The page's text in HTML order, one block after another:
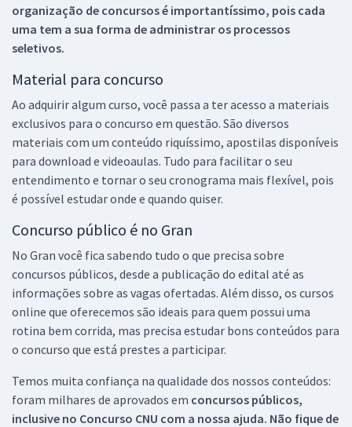
organização de concursos é importantíssimo, pois cada
uma tem a sua forma de administrar os processos
seletivos.
Material para concurso
Ao adquirir algum curso, você passa a ter acesso a materiais
exclusivos para o concurso em questão. São diversos
materiais com um conteúdo riquíssimo, apostilas disponíveis
para download e videoaulas. Tudo para facilitar o seu
entendimento e tornar o seu cronograma mais flexível, pois
é possível estudar onde e quando quiser.
Concurso público é no Gran
No Gran você fica sabendo tudo o que precisa sobre
concursos públicos, desde a publicação do edital até as
informações sobre as vagas ofertadas. Além disso, os cursos
online que oferecemos são ideais para quem possui uma
rotina bem corrida, mas precisa estudar bons conteúdos para
o concurso que está prestes a participar.
Temos muita confiança na qualidade dos nossos conteúdos:
foram milhares de aprovados em concursos públicos,
inclusive no Concurso CNU com a nossa ajuda. Não fique de